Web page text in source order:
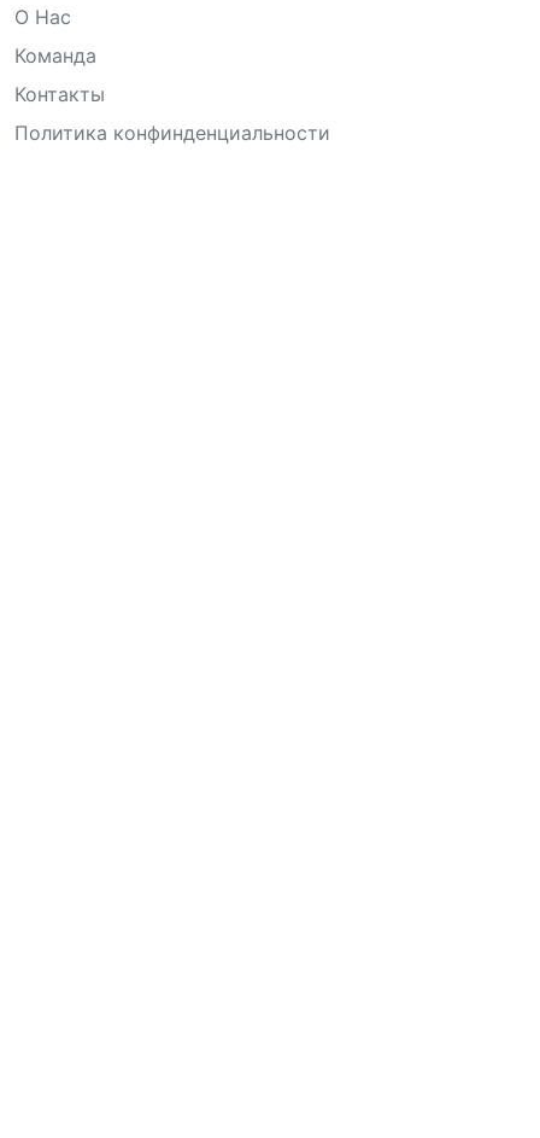
О Нас
Команда
Контакты
Политика конфинденциальности